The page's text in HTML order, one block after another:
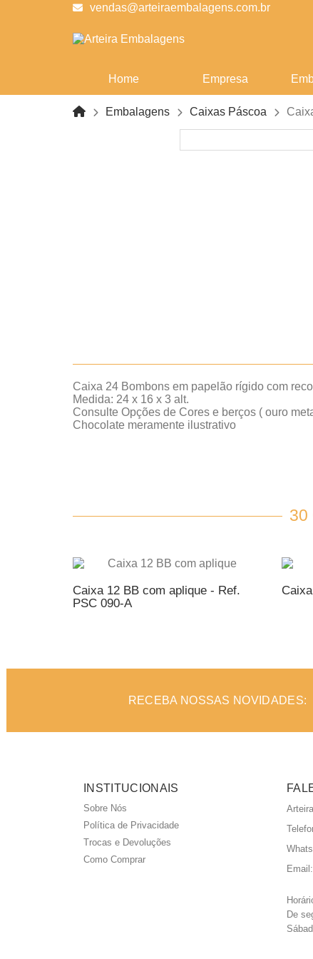
vendas@arteiraembalagens.com.br
Home Empresa
Embalagens Caixas Páscoa
Caixa 24 Bombons em papelão rígido com
Medida: 24 x 16 x 3 alt.
Consulte Opções de Cores e berços ( ouro
Chocolate meramente ilustrativo
30
Caixa 12 BB com aplique - Ref.
PSC 090-A
RECEBA NOSSAS NOVIDADES:
INSTITUCIONAIS
Sobre Nós
Política de Privacidade
Trocas e Devoluções
Como Comprar
Email:
De